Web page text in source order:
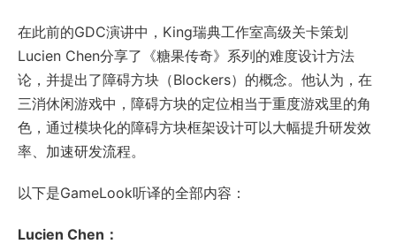
在此前的GDC演讲中，King瑞典工作室高级关卡策划
Lucien Chen分享了《糖果传奇》系列的难度设计方法
论，并提出了障碍方块（Blockers）的概念。他认为，在
三消休闲游戏中，障碍方块的定位相当于重度游戏里的角
色，通过模块化的障碍方块框架设计可以大幅提升研发效
率、加速研发流程。
以下是GameLook听译的全部内容：
Lucien Chen：